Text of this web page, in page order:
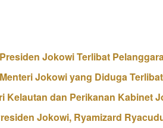
Jokowi Terlibat
Jokowi yang Diduga
Kelautan dan Perikanan Kabinet
Jokowi, Ryamizard